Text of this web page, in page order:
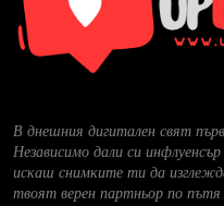
В днешния дигитален свят
Независимо дали си
искаш снимките ти да
твоят верен партньор по пътя